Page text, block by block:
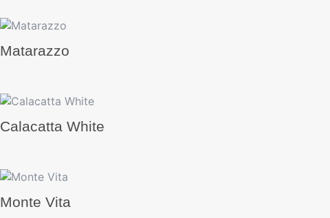
Matarazzo
Calacatta White
Monte Vita